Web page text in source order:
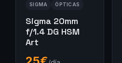
SIGMA ÓPTICAS
Sigma 20mm
f/1.4 DG HSM
Art